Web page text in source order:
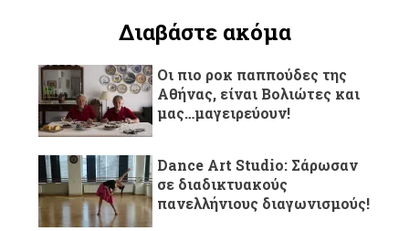
Διαβάστε ακόμα
Οι πιο ροκ παππούδες της
Αθήνας, είναι Βολιώτες και
μας…μαγειρεύουν!
Dance Art Studio: Σάρωσαν
σε διαδικτυακούς
πανελλήνιους διαγωνισμούς!